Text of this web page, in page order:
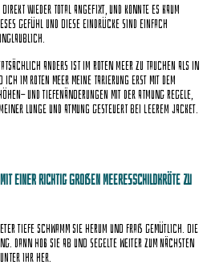
wieder total angefixt, und konnte es kaum
Gefühl und diese Eindrücke sind einfach
anders ist im roten Meer zu tauchen als in
ich im roten Meer meine Tarierung erst mit dem
und Tiefenänderungen mit der Atmung regele,
Lunge und Atmung gesteuert bei leerem Jacket.
einer richtig großen Meeresschildkröte zu
Tiefe schwamm sie herum und fraß gemütlich. Die
Dann hob sie ab und segelte weiter zum nächsten
ihr her.